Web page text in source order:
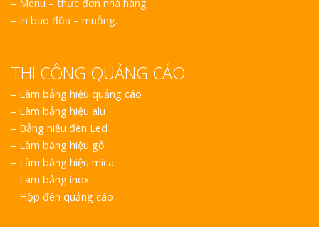
– Menu – thực đơn nhà hàng
– In bao đũa – muỗng.
THI CÔNG QUẢNG CÁO
– Làm bảng hiệu quảng cáo
– Làm bảng hiệu alu
– Bảng hiệu đèn Led
– Làm bảng hiệu gỗ
– Làm bảng hiệu mica
– Làm bảng inox
– Hộp đèn quảng cáo